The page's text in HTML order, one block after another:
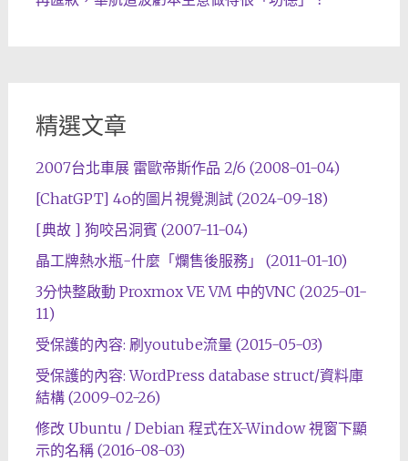
精選文章
2007台北車展 雷歐帝斯作品 2/6 (2008-01-04)
[ChatGPT] 4o的圖片視覺測試 (2024-09-18)
[典故 ] 狗咬呂洞賓 (2007-11-04)
晶工牌熱水瓶-什麼「爛售後服務」 (2011-01-10)
3分快整啟動 Proxmox VE VM 中的VNC (2025-01-
11)
受保護的內容: 刷youtube流量 (2015-05-03)
受保護的內容: WordPress database struct/資料庫
結構 (2009-02-26)
修改 Ubuntu / Debian 程式在X-Window 視窗下顯
示的名稱 (2016-08-03)